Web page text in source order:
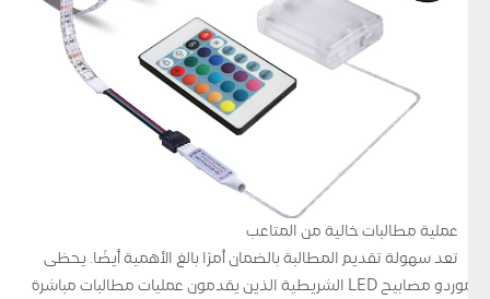
عملية مطالبات خالية من المتاعب
تعد سهولة تقديم المطالبة بالضمان أمرًا بالغ الأهمية أيضًا. يحظى
موردو مصابيح LED الشريطية الذين يقدمون عمليات مطالبات مباشرة